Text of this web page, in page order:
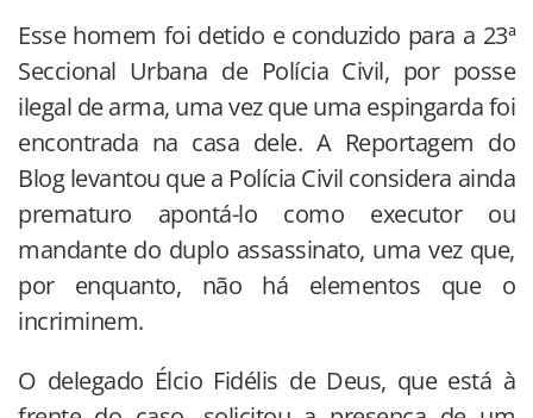
Esse homem foi detido e conduzido para a 23ª
Seccional Urbana de Polícia Civil, por posse
ilegal de arma, uma vez que uma espingarda foi
encontrada na casa dele. A Reportagem do
Blog levantou que a Polícia Civil considera ainda
prematuro apontá-lo como executor ou
mandante do duplo assassinato, uma vez que,
por enquanto, não há elementos que o
incriminem.
O delegado Élcio Fidélis de Deus, que está à